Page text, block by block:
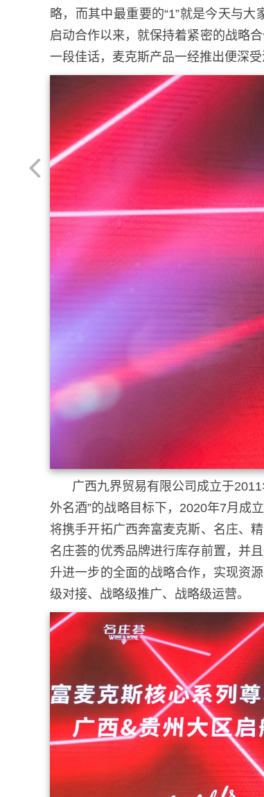
略，而其中最重要的“1”就是今天与
启动合作以来，就保持着紧密的战略
一段佳话，麦克斯产品一经推出便深
广西九界贸易有限公司成立于
外名酒”的战略目标下，2020年7月成
将携手开拓广西奔富麦克斯、名庄、
名庄荟的优秀品牌进行库存前置，并
升进一步的全面的战略合作，实现资
级对接、战略级推广、战略级运营。